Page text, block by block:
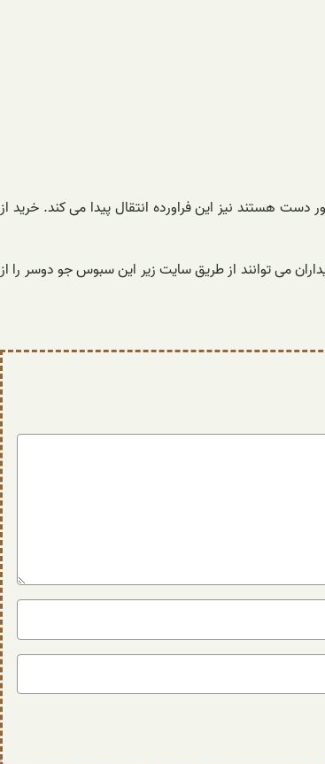
نیز این فراورده انتقال پیدا می کند. خرید از
می توانند از طریق سایت زیر این سبوس جو دوسر را از